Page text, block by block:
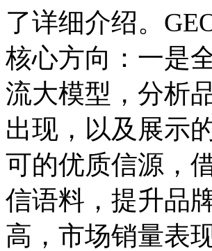
了详细介绍。
核心方向：一是
流大模型，分析
出现，以及展示
可的优质信源，
信语料，提升品
高，市场销量表